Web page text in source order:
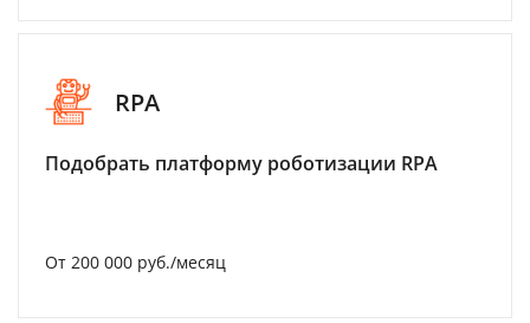
RPA
Подобрать платформу роботизации RPA
От 200 000 руб./месяц